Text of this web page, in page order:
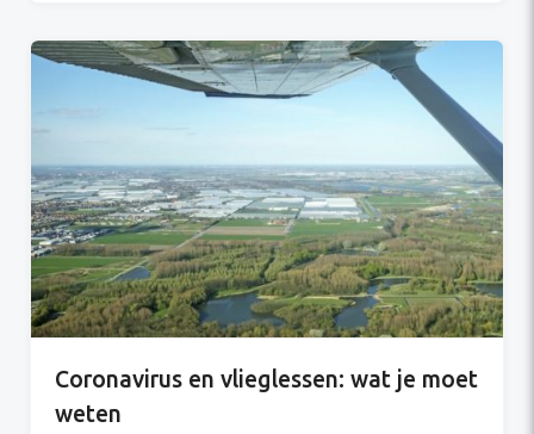
van een U. Downwind […]
Coronavirus en vlieglessen: wat je moet
weten